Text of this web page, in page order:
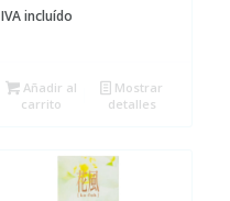
precio
16,60€. 14,00€.
IVA incluído
Añadir al
carrito
Mostrar
detalles